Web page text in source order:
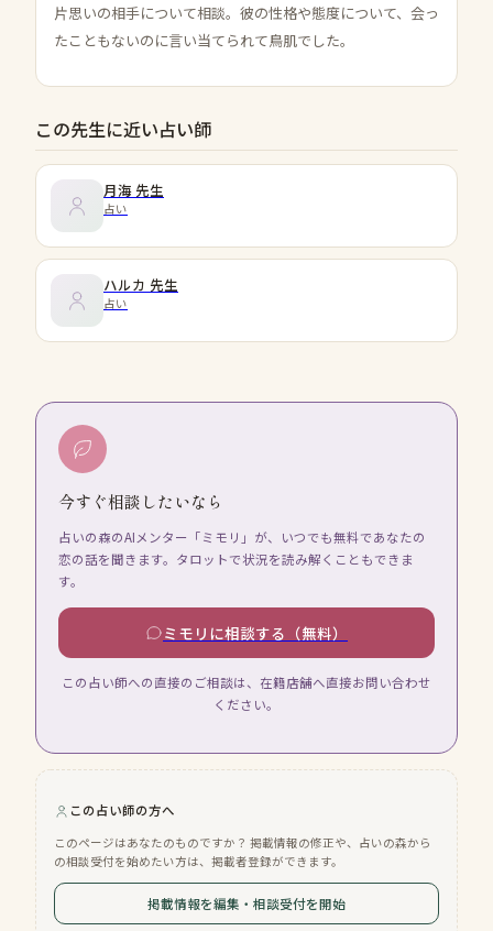
片思いの相手について相談。彼の性格や態度について、会っ
たこともないのに言い当てられて鳥肌でした。
この先生に近い占い師
月海 先生
占い
ハルカ 先生
占い
今すぐ相談したいなら
占いの森のAIメンター「ミモリ」が、いつでも無料であなたの
恋の話を聞きます。タロットで状況を読み解くこともできま
す。
ミモリに相談する（無料）
この占い師への直接のご相談は、在籍店舗へ直接お問い合わせ
ください。
この占い師の方へ
このページはあなたのものですか？ 掲載情報の修正や、占いの森から
の相談受付を始めたい方は、掲載者登録ができます。
掲載情報を編集・相談受付を開始